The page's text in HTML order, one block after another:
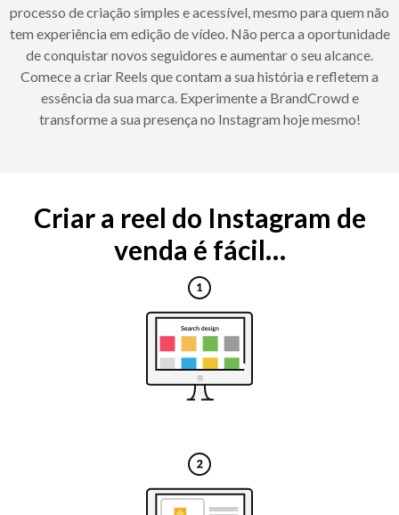
processo de criação simples e acessível, mesmo para quem não
tem experiência em edição de vídeo. Não perca a oportunidade
de conquistar novos seguidores e aumentar o seu alcance.
Comece a criar Reels que contam a sua história e refletem a
essência da sua marca. Experimente a BrandCrowd e
transforme a sua presença no Instagram hoje mesmo!
Criar a reel do Instagram de
venda é fácil…